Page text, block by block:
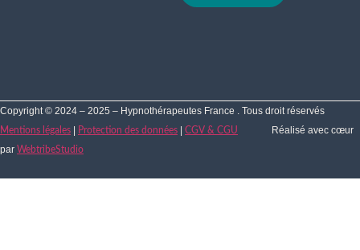
Copyright © 2024 – 2025 – Hypnothérapeutes France . Tous droit réservés
Mentions légales Protection des données CGV & CGU
Réalisé avec cœur
par WebtribeStudio